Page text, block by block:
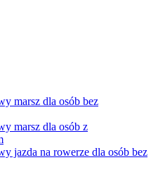
marsz dla osób bez
marsz dla osób z
jazda na rowerze dla osób bez